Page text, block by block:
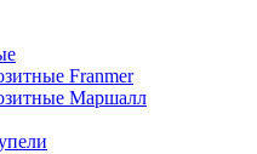
Franmer
Маршалл